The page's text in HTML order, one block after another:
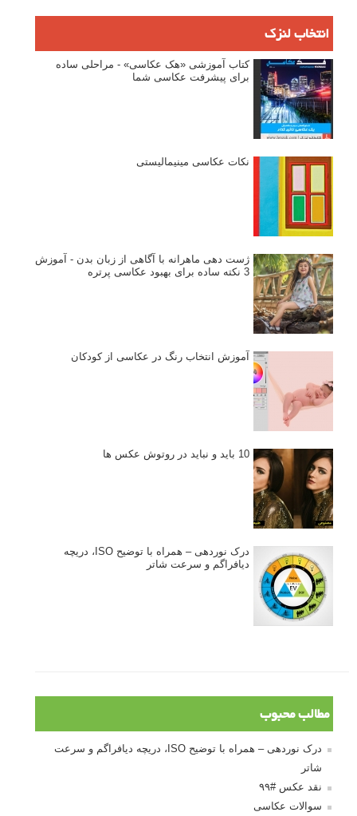
انتخاب لنزک
کتاب آموزشی «هک عکاسی» - مراحلی ساده
برای پیشرفت عکاسی شما
نکات عکاسی مینیمالیستی
ژست دهی ماهرانه با آگاهی از زبان بدن - آموزش
3 نکته ساده برای بهبود عکاسی پرتره
آموزش انتخاب رنگ در عکاسی از کودکان
10 باید و نباید در روتوش عکس ها
درک نوردهی – همراه با توضیح ISO، دریچه
دیافراگم و سرعت شاتر
مطالب محبوب
درک نوردهی – همراه با توضیح ISO، دریچه دیافراگم و سرعت
شاتر
نقد عکس #۹۹
سوالات عکاسی